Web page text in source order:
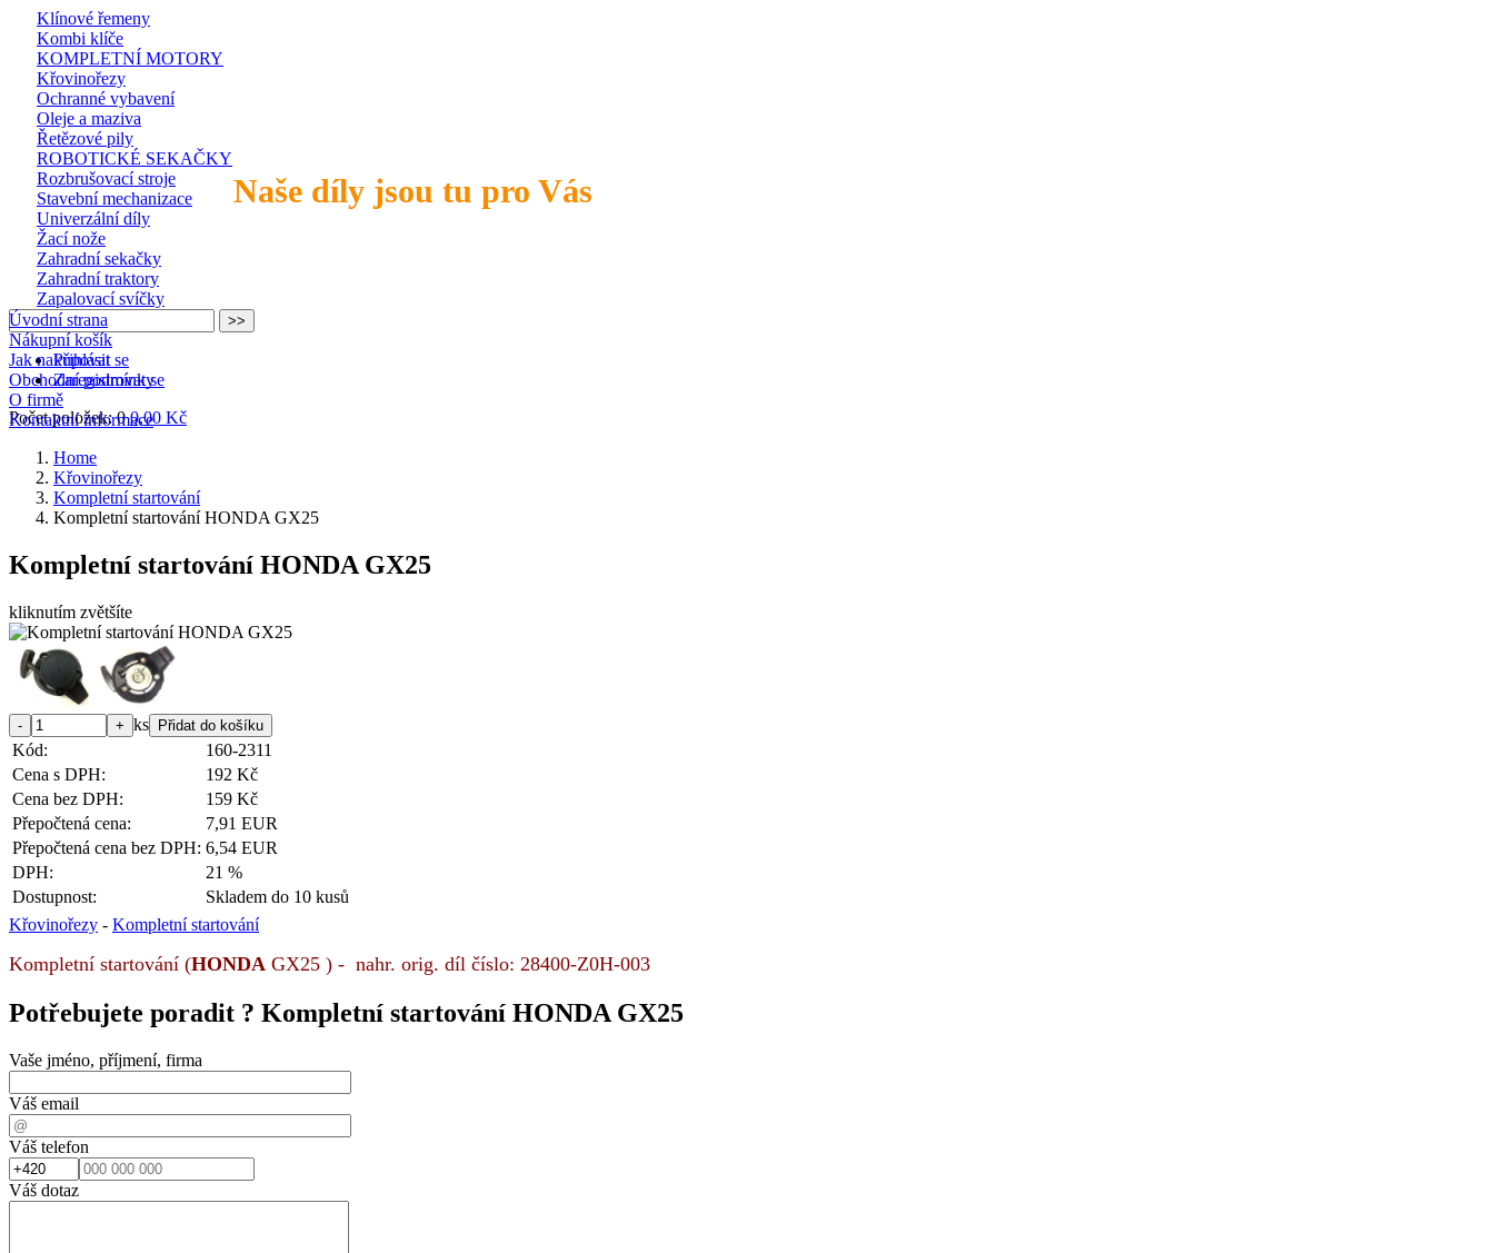
Naše díly jsou tu pro Vás
Klínové řemeny
Kombi klíče
KOMPLETNÍ MOTORY
Křovinořezy
Ochranné vybavení
Oleje a maziva
Řetězové pily
ROBOTICKÉ SEKAČKY
Rozbrušovací stroje
Stavební mechanizace
Univerzální díly
Žací nože
Zahradní sekačky
Zahradní traktory
Zapalovací svíčky
Přihlásit se
Zaregistrovat se
Počet položek: 0 0,00 Kč
Úvodní strana
Nákupní košík
Jak nakupovat
Obchodní podmínky
O firmě
Kontaktní informace
Home
Křovinořezy
Kompletní startování
Kompletní startování HONDA GX25
Kompletní startování HONDA GX25
kliknutím zvětšíte
ks
Kód:
160-2311
Cena s DPH:
192 Kč
Cena bez DPH:
159 Kč
Přepočtená cena:
7,91 EUR
Přepočtená cena bez DPH: 6,54 EUR
DPH:
21 %
Dostupnost:
Skladem do 10 kusů
Křovinořezy - Kompletní startování
Kompletní startování (HONDA GX25 ) - nahr. orig. díl číslo: 28400-Z0H-003
Potřebujete poradit ? Kompletní startování HONDA GX25
Vaše jméno, příjmení, firma
Váš email
Váš telefon
Váš dotaz